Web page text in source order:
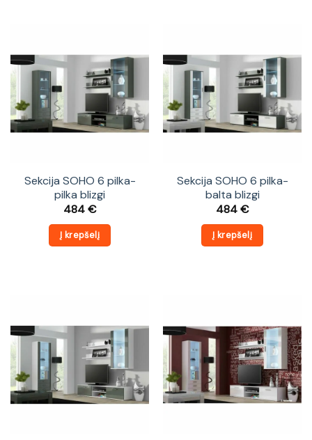
Sekcija SOHO 6 pilka-
pilka blizgi
484€
Į krepšelį
Sekcija SOHO 6 pilka-
balta blizgi
484€
Į krepšelį